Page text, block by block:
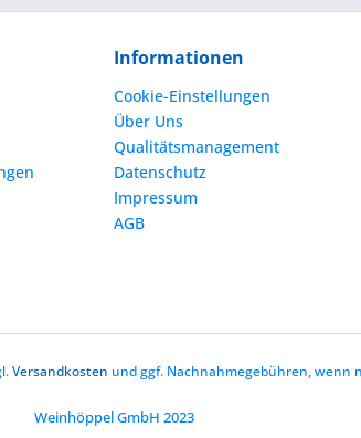
Informationen
Cookie-Einstellungen
Über Uns
Qualitätsmanagement
Datenschutz
Impressum
AGB
Versandkosten und ggf. Nachnahmegebühren, wenn
Weinhöppel GmbH 2023